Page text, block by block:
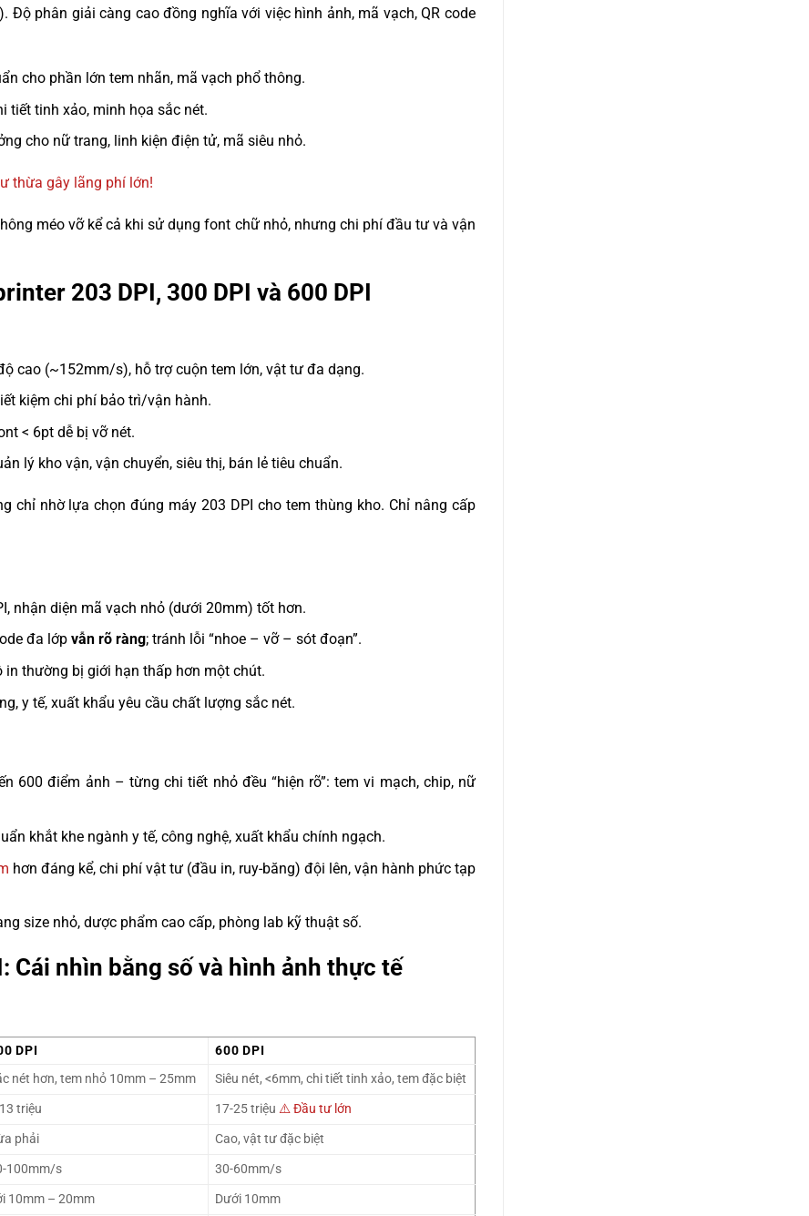
Độ phân giải càng cao đồng nghĩa với việc hình ảnh, mã vạch, QR code
cho phần lớn tem nhãn, mã vạch phổ thông.
tiết tinh xảo, minh họa sắc nét.
cho nữ trang, linh kiện điện tử, mã siêu nhỏ.
thừa gây lãng phí lớn!
méo vỡ kể cả khi sử dụng font chữ nhỏ, nhưng chi phí đầu tư và vận
203 DPI, 300 DPI và 600 DPI
cao (~152mm/s), hỗ trợ cuộn tem lớn, vật tư đa dạng.
kiệm chi phí bảo trì/vận hành.
< 6pt dễ bị vỡ nét.
lý kho vận, vận chuyển, siêu thị, bán lẻ tiêu chuẩn.
chỉ nhờ lựa chọn đúng máy 203 DPI cho tem thùng kho. Chỉ nâng cấp
nhận diện mã vạch nhỏ (dưới 20mm) tốt hơn.
đa lớp vẫn rõ ràng; tránh lỗi “nhoe – vỡ – sót đoạn”.
in thường bị giới hạn thấp hơn một chút.
y tế, xuất khẩu yêu cầu chất lượng sắc nét.
600 điểm ảnh – từng chi tiết nhỏ đều “hiện rõ”: tem vi mạch, chip, nữ
khắt khe ngành y tế, công nghệ, xuất khẩu chính ngạch.
hơn đáng kể, chi phí vật tư (đầu in, ruy-băng) đội lên, vận hành phức tạp
size nhỏ, dược phẩm cao cấp, phòng lab kỹ thuật số.
Cái nhìn bằng số và hình ảnh thực tế
DPI
600 DPI
nét hơn, tem nhỏ 10mm – 25mm
Siêu nét, <6mm, chi tiết tinh xảo, tem đặc biệt
triệu 17-25 triệu ⚠️ Đầu tư lớn
phải
Cao, vật tư đặc biệt
100mm/s
30-60mm/s
10mm – 20mm Dưới 10mm